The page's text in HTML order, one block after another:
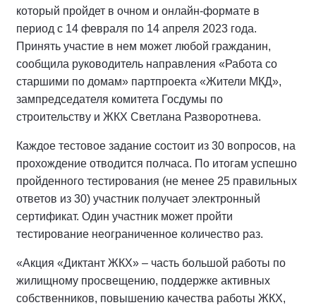
который пройдет в очном и онлайн-формате в
период с 14 февраля по 14 апреля 2023 года.
Принять участие в нем может любой гражданин,
сообщила руководитель направления «Работа со
старшими по домам» партпроекта «Жители МКД»,
зампредседателя комитета Госдумы по
строительству и ЖКХ Светлана Разворотнева.
Каждое тестовое задание состоит из 30 вопросов, на
прохождение отводится полчаса. По итогам успешно
пройденного тестирования (не менее 25 правильных
ответов из 30) участник получает электронный
сертификат. Один участник может пройти
тестирование неограниченное количество раз.
«Акция «Диктант ЖКХ» – часть большой работы по
жилищному просвещению, поддержке активных
собственников, повышению качества работы ЖКХ,